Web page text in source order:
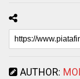
AUTHOR: